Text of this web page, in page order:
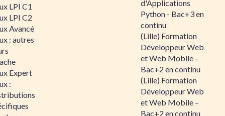
LPI C1
LPI C2
Avancé
: autres
Expert
:
d'Applications
Python - Bac+3 en
continu
(Lille) Formation
Développeur Web
et Web Mobile –
Bac+2 en continu
(Lille) Formation
Développeur Web
et Web Mobile –
Bac+2 en continu